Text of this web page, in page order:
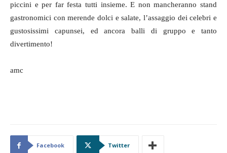
piccini e per far festa tutti insieme. E non mancheranno stand
gastronomici con merende dolci e salate, l’assaggio dei celebri e
gustosissimi capunsei, ed ancora balli di gruppo e tanto
divertimento!
amc
Facebook Twitter